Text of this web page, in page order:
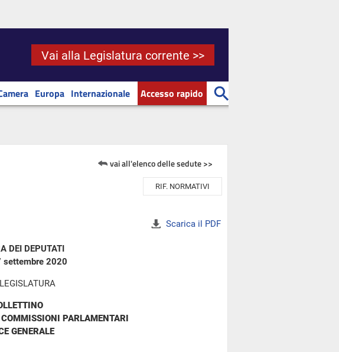
Vai alla Legislatura corrente >>
Europa Internazionale Accesso rapido
vai all'elenco delle sedute >>
RIF. NORMATIVI
Scarica il PDF
DEI DEPUTATI
settembre 2020
COMMISSIONI PARLAMENTARI
GENERALE